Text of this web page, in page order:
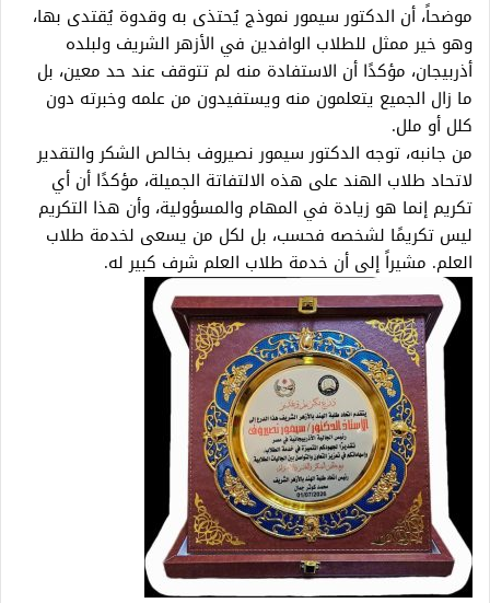
موضحاً، أن الدكتور سيمور نموذج يُحتذى به وقدوة يُقتدى بها،
وهو خير ممثل للطلاب الوافدين في الأزهر الشريف ولبلده
أذربيجان، مؤكدًا أن الاستفادة منه لم تتوقف عند حد معين، بل
ما زال الجميع يتعلمون منه ويستفيدون من علمه وخبرته دون
كلل أو ملل.
من جانبه، توجه الدكتور سيمور نصيروف بخالص الشكر والتقدير
لاتحاد طلاب الهند على هذه الالتفاتة الجميلة، مؤكدًا أن أي
تكريم إنما هو زيادة في المهام والمسؤولية، وأن هذا التكريم
ليس تكريمًا لشخصه فحسب، بل لكل من يسعى لخدمة طلاب
العلم. مشيراً إلى أن خدمة طلاب العلم شرف كبير له.